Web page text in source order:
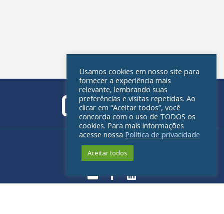
Política de privacidade
Usamos cookies em nosso site para
fornecer a experiência mais
relevante, lembrando suas
preferências e visitas repetidas. Ao
clicar em “Aceitar todos”, você
concorda com o uso de TODOS os
cookies. Para mais informações
acesse nossa Política de privacidade
Aceitar todos